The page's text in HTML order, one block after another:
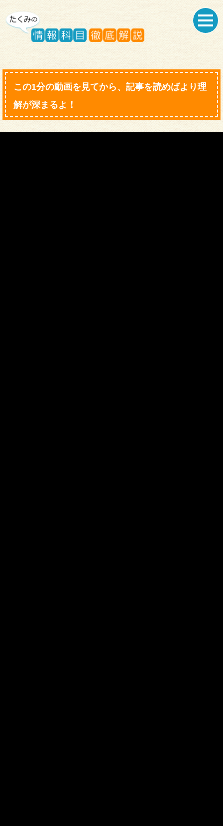
この1分の動画を見てから、記事を読めばより理
解が深まるよ！